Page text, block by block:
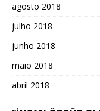
agosto 2018
julho 2018
junho 2018
maio 2018
abril 2018